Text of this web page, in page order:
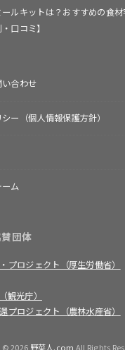
ルキットは？おすすめの食
口コミ】
合わせ
シー（個人情報保護方針）
ム
団体
プロジェクト（厚生労働省）
観光庁）
プロジェクト（農林水産省）
© 2026 野菜人.com All Rights